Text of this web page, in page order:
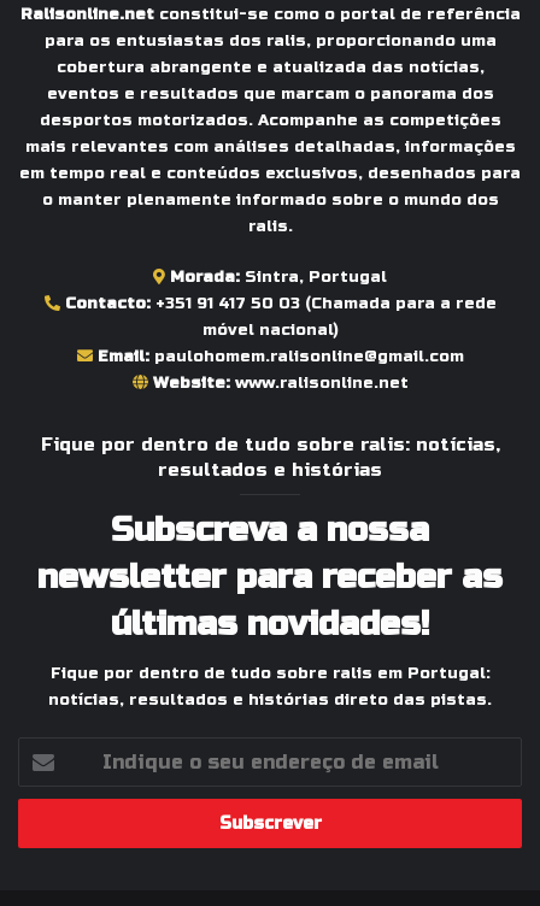
Ralisonline.netconstitui-se como o portal de referência
para os entusiastas dos ralis, proporcionando uma
cobertura abrangente e atualizada das notícias,
eventos e resultados que marcam o panorama dos
desportos motorizados. Acompanhe as competições
mais relevantes com análises detalhadas, informações
em tempo real e conteúdos exclusivos, desenhados para
o manter plenamente informado sobre o mundo dos
ralis.
Morada: Sintra, Portugal
Contacto: +351 91 417 50 03(Chamada para a rede
móvel nacional)
Email: paulohomem.ralisonline@gmail.com
Website: www.ralisonline.net
Fique por dentro de tudo sobre ralis: notícias,
resultados e histórias
Subscreva a nossa
newsletter para receber as
últimas novidades!
Fique por dentro de tudo sobre ralis em Portugal:
notícias, resultados e histórias direto das pistas.
seu
de